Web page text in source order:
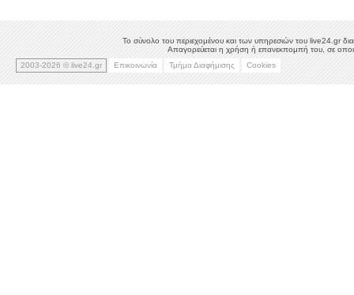
Το σύνολο του περιεχομένου και των υπηρεσιών του live24.gr
Απαγορεύεται η χρήση ή επανεκπομπή του, σε
2003-2026 © live24.gr
Επικοινωνία Τμήμα Διαφήμισης Cookies